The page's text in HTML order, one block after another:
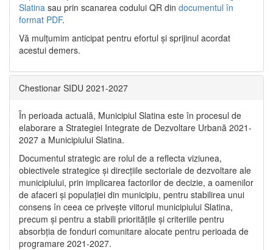
Slatina sau prin scanarea codului QR din documentul în
format PDF.
Vă mulţumim anticipat pentru efortul şi sprijinul acordat
acestui demers.
Chestionar SIDU 2021-2027
În perioada actuală, Municipiul Slatina este în procesul de
elaborare a Strategiei Integrate de Dezvoltare Urbană 2021‐
2027 a Municipiului Slatina.
Documentul strategic are rolul de a reflecta viziunea,
obiectivele strategice și direcțiile sectoriale de dezvoltare ale
municipiului, prin implicarea factorilor de decizie, a oamenilor
de afaceri și populației din municipiu, pentru stabilirea unui
consens în ceea ce privește viitorul municipiului Slatina,
precum și pentru a stabili prioritățile și criteriile pentru
absorbția de fonduri comunitare alocate pentru perioada de
programare 2021-2027.